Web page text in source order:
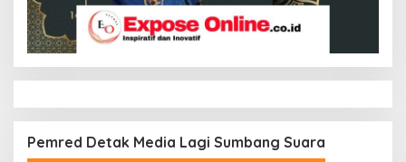
Pemred Detak Media Lagi Sumbang Suara